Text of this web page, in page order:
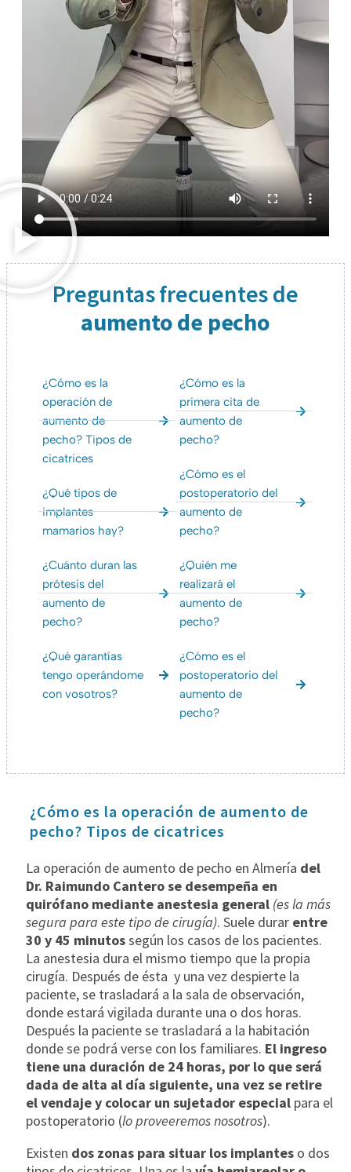
Preguntas frecuentes de
aumento de pecho
¿Cómo es la
operación de
aumento de
pecho? Tipos de
cicatrices
¿Qué tipos de
implantes
mamarios hay?
¿Cuánto duran las
prótesis del
aumento de
pecho?
¿Qué garantías
tengo operándome
con vosotros?
¿Cómo es la
primera cita de
aumento de
pecho?
¿Cómo es el
postoperatorio del
aumento de
pecho?
¿Quién me
realizará el
aumento de
pecho?
¿Cómo es el
postoperatorio del
aumento de
pecho?
¿Cómo es la operación de aumento de
pecho? Tipos de cicatrices
La operación de aumento de pecho en Almería del
Dr. Raimundo Cantero se desempeña en
quirófano mediante anestesia general (es la más
segura para este tipo de cirugía). Suele durar entre
30 y 45 minutossegún los casos de los pacientes.
La anestesia dura el mismo tiempo que la propia
cirugía. Después de ésta y una vez despierte la
paciente, se trasladará a la sala de observación,
donde estará vigilada durante una o dos horas.
Después la paciente se trasladará a la habitación
donde se podrá verse con los familiares. El ingreso
tiene una duración de 24 horas, por lo que será
dada de alta al día siguiente, una vez se retire
el vendaje y colocar un sujetador especial para el
postoperatorio (lo proveeremos nosotros).
Existen dos zonas para situar los implantes o dos